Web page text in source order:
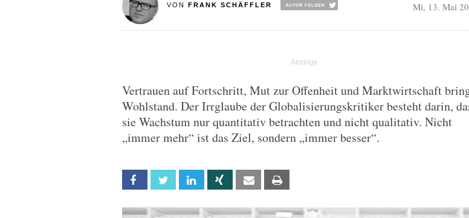
VON FRANK SCHÄFFLER Mi, 13. Mai
Vertrauen auf Fortschritt, Mut zur Offenheit und Marktwirtschaft
Wohlstand. Der Irrglaube der Globalisierungskritiker besteht darin,
sie Wachstum nur quantitativ betrachten und nicht qualitativ. Nicht
„immer mehr“ ist das Ziel, sondern „immer besser“.
Facebook Twitter Linkedin Xing Email